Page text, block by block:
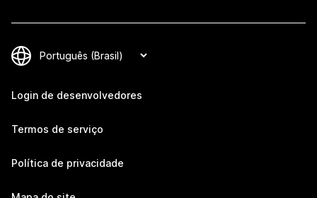
Login de desenvolvedores
Termos de serviço
Política de privacidade